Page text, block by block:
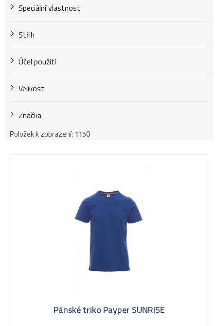
Speciální vlastnost
Střih
Účel použití
Velikost
Značka
Položek k zobrazení:1150
Pánské triko Payper SUNRISE